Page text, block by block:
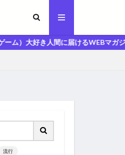
に届けるWEBマガジン「MAGA人マ
流行